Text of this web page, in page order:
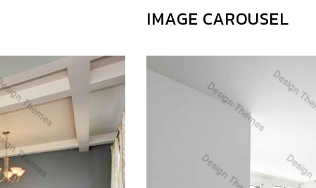
Aliquam
dignissim
ornare.
in, pharetra
JACKSON
IMAGE CAROUSEL